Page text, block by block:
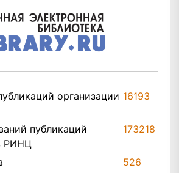
организации 16193
публикаций
РИНЦ
173218
526